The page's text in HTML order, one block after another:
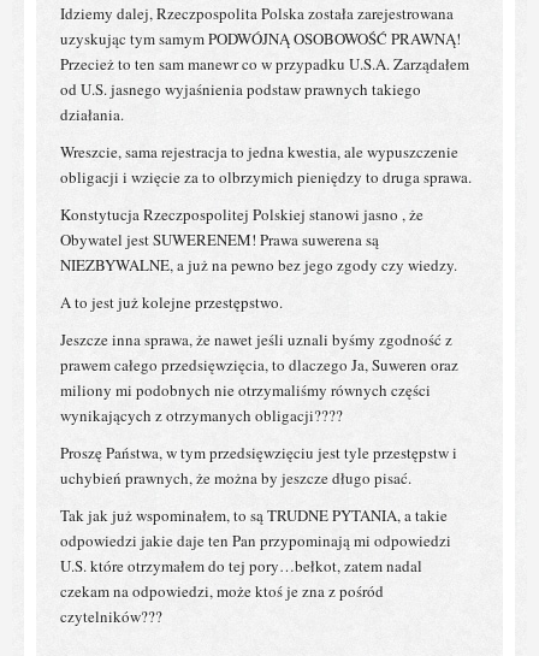
Idziemy dalej, Rzeczpospolita Polska została zarejestrowana
uzyskując tym samym PODWÓJNĄ OSOBOWOŚĆ PRAWNĄ!
Przecież to ten sam manewr co w przypadku U.S.A. Zarządałem
od U.S. jasnego wyjaśnienia podstaw prawnych takiego
działania.
Wreszcie, sama rejestracja to jedna kwestia, ale wypuszczenie
obligacji i wzięcie za to olbrzymich pieniędzy to druga sprawa.
Konstytucja Rzeczpospolitej Polskiej stanowi jasno , że
Obywatel jest SUWERENEM! Prawa suwerena są
NIEZBYWALNE, a już na pewno bez jego zgody czy wiedzy.
A to jest już kolejne przestępstwo.
Jeszcze inna sprawa, że nawet jeśli uznali byśmy zgodność z
prawem całego przedsięwzięcia, to dlaczego Ja, Suweren oraz
miliony mi podobnych nie otrzymaliśmy równych części
wynikających z otrzymanych obligacji????
Proszę Państwa, w tym przedsięwzięciu jest tyle przestępstw i
uchybień prawnych, że można by jeszcze długo pisać.
Tak jak już wspominałem, to są TRUDNE PYTANIA, a takie
odpowiedzi jakie daje ten Pan przypominają mi odpowiedzi
U.S. które otrzymałem do tej pory…bełkot, zatem nadal
czekam na odpowiedzi, może ktoś je zna z pośród
czytelników???